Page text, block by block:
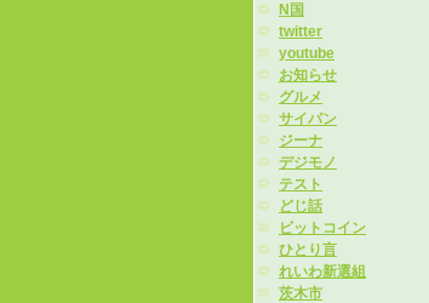
N国
twitter
youtube
お知らせ
グルメ
サイパン
ジーナ
デジモノ
テスト
どじ話
ビットコイン
ひとり言
れいわ新選組
茨木市